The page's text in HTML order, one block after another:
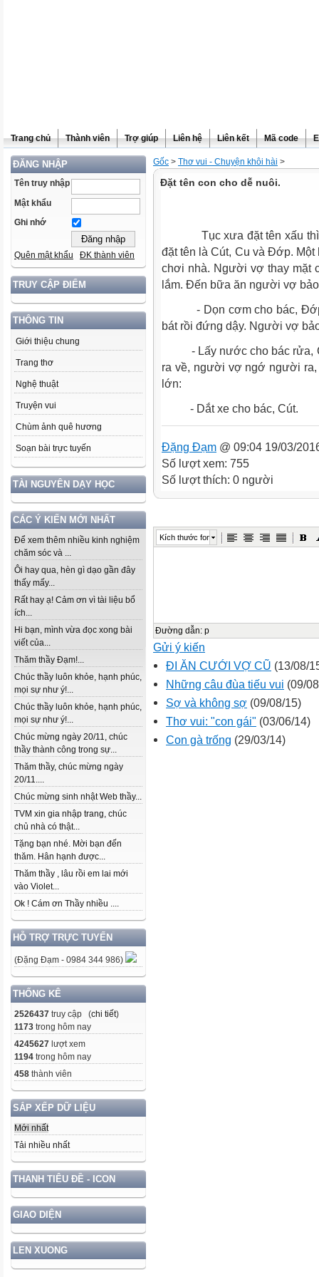
Trang chủ Thành viên Trợ giúp Liên hệ Liên kết Mã code
ĐĂNG NHẬP
Tên truy nhập
Mật khẩu
Ghi nhớ
Quên mật khẩu ĐK thành viên
TRUY CẬP ĐIỂM
THÔNG TIN
Giới thiệu chung
Trang thơ
Nghệ thuật
Truyện vui
Chùm ảnh quê hương
Soạn bài trực tuyến
TÀI NGUYÊN DẠY HỌC
CÁC Ý KIẾN MỚI NHẤT
Để xem thêm nhiều kinh nghiệm
chăm sóc và ...
Ôi hay qua, hèn gì dạo gần đây
thấy mấy...
Rất hay ạ! Cảm ơn vì tài liệu bổ
ích...
Hi bạn, mình vừa đọc xong bài
viết của...
Thăm thầy Đạm!...
Chúc thầy luôn khỏe, hạnh phúc,
mọi sự như ý!...
Chúc thầy luôn khỏe, hạnh phúc,
mọi sự như ý!...
Chúc mừng ngày 20/11, chúc
thầy thành công trong sự...
Thăm thầy, chúc mừng ngày
20/11....
Chúc mừng sinh nhật Web thầy...
TVM xin gia nhập trang, chúc
chủ nhà có thật...
Tặng bạn nhé. Mời bạn đến
thăm. Hân hạnh được...
Thăm thầy , lâu rồi em lai mới
vào Violet...
Ok ! Cám ơn Thầy nhiều ....
HỖ TRỢ TRỰC TUYẾN
(Đặng Đạm - 0984 344 986)
THỐNG KÊ
2526437 truy cập (chi tiết)
1173 trong hôm nay
4245627 lượt xem
1194 trong hôm nay
458 thành viên
SẮP XẾP DỮ LIỆU
Mới nhất
Tải nhiều nhất
THANH TIÊU ĐỀ - ICON
GIAO DIỆN
LEN XUONG
Gốc > Thơ vui - Chuyện khôi hài >
Đặt tên con cho dễ nuôi.
Tục xưa đặt tên xấu thì
đặt tên là Cút, Cu và Đớp. Một
chơi nhà. Người vợ thay mặt
lắm. Đến bữa ăn người vợ
- Dọn cơm cho bác, Đớp!
bát rồi đứng dậy. Người vợ
- Lấy nước cho bác rửa,
ra về, người vợ ngớ người ra,
lớn:
- Dắt xe cho bác, Cút.
Đặng Đạm @ 09:04 19/03/
Số lượt xem: 755
Số lượt thích: 0 người
Kích thước font
Đường dẫn: p
Gửi ý kiến
ĐI ĂN CƯỚI VỢ CŨ (13/08/
Những câu đùa tiếu vui (09/
Sợ và không sợ (09/08/15)
Thơ vui: "con gái" (03/06/14)
Con gà trống (29/03/14)